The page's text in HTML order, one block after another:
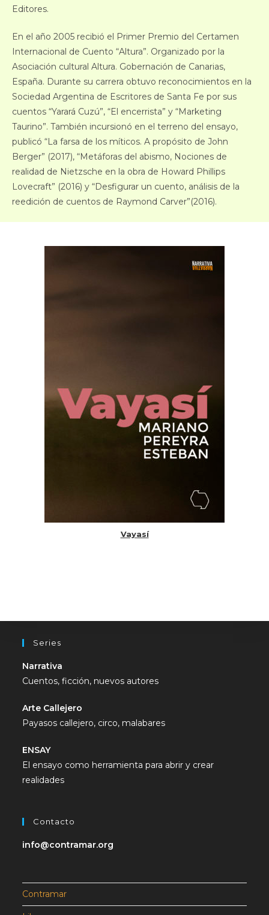
Editores.
En el año 2005 recibió el Primer Premio del Certamen
Internacional de Cuento “Altura”. Organizado por la
Asociación cultural Altura. Gobernación de Canarias,
España. Durante su carrera obtuvo reconocimientos en la
Sociedad Argentina de Escritores de Santa Fe por sus
cuentos “Yarará Cuzú”, “El encerrista” y “Marketing
Taurino”. También incursionó en el terreno del ensayo,
publicó “La farsa de los míticos. A propósito de John
Berger” (2017), “Metáforas del abismo, Nociones de
realidad de Nietzsche en la obra de Howard Phillips
Lovecraft” (2016) y “Desfigurar un cuento, análisis de la
reedición de cuentos de Raymond Carver”(2016).
Vayasí
Series
Narrativa
Cuentos, ficción, nuevos autores
Arte Callejero
Payasos callejero, circo, malabares
ENSAY
El ensayo como herramienta para abrir y crear
realidades
Contacto
info@contramar.org
Contramar